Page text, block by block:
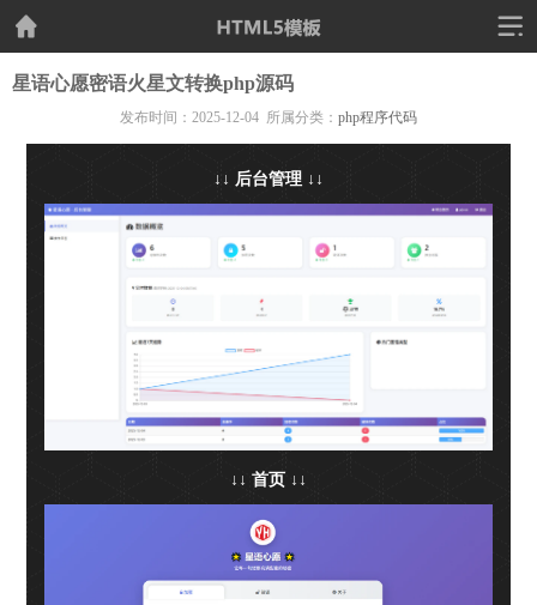
星语心愿密语火星文转换php源码
发布时间：2025-12-04 所属分类： php程序代码
↓↓ 后台管理 ↓↓
↓↓ 首页 ↓↓